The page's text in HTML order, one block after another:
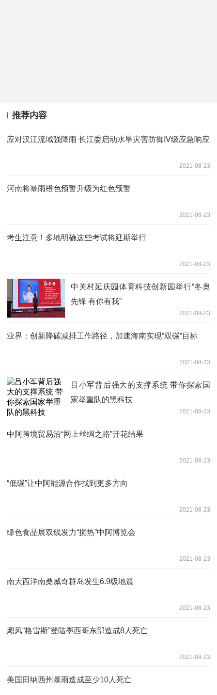
推荐内容
应对汉江流域强降雨 长江委启动水旱灾害防御Ⅳ级应急响应
2021-08-23
河南将暴雨橙色预警升级为红色预警
2021-08-23
考生注意！多地明确这些考试将延期举行
2021-08-23
中关村延庆园体育科技创新园举行“冬奥
先锋 有你有我”
2021-08-23
业界：创新降碳减排工作路径，加速海南实现“双碳”目标
2021-08-23
吕小军背后强大的支撑系统 带你探索国
家举重队的黑科技
2021-08-23
中阿跨境贸易沿“网上丝绸之路”开花结果
2021-08-23
“低碳”让中阿能源合作找到更多方向
2021-08-23
绿色食品展双线发力“搅热”中阿博览会
2021-08-23
南大西洋南桑威奇群岛发生6.9级地震
2021-08-23
飓风“格雷斯”登陆墨西哥东部造成8人死亡
2021-08-23
美国田纳西州暴雨造成至少10人死亡